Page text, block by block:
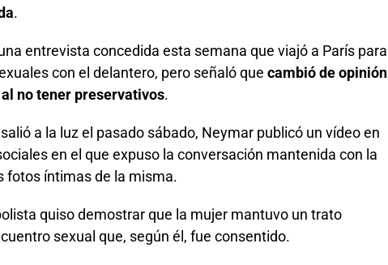
.
entrevista concedida esta semana que viajó a París para
con el delantero, pero señaló que cambió de opinión
no tener preservativos.
a la luz el pasado sábado, Neymar publicó un vídeo en
en el que expuso la conversación mantenida con la
fotos íntimas de la misma.
quiso demostrar que la mujer mantuvo un trato
sexual que, según él, fue consentido.